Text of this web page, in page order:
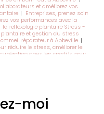
et améliorez vos
| Entreprises, prenez soin
vos performances avec la
la reflexologie plantaire Stress -
plantaire et gestion du stress
réparateur à Abbeville |
réduire le stress, améliorer le
chez les sportifs pour
moi